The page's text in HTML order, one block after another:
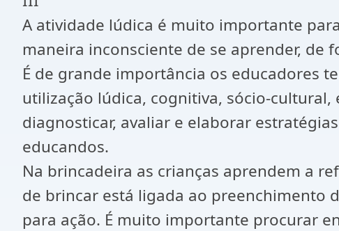
A atividade lúdica é muito importante
maneira inconsciente de se aprender, de
É de grande importância os educadores
utilização lúdica, cognitiva, sócio-
diagnosticar, avaliar e elaborar
educandos.
Na brincadeira as crianças aprendem a
de brincar está ligada ao preenchimento
para ação. É muito importante procurar